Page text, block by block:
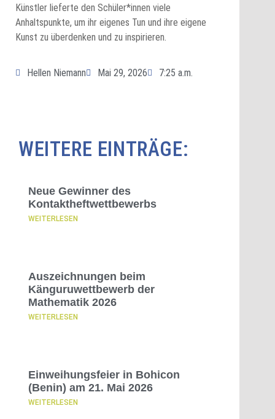
Künstler lieferte den Schüler*innen viele
Anhaltspunkte, um ihr eigenes Tun und ihre eigene
Kunst zu überdenken und zu inspirieren.
Hellen Niemann Mai 29, 2026 7:25 a.m.
WEITERE EINTRÄGE:
Neue Gewinner des
Kontaktheftwettbewerbs
WEITERLESEN
Auszeichnungen beim
Känguruwettbewerb der
Mathematik 2026
WEITERLESEN
Einweihungsfeier in Bohicon
(Benin) am 21. Mai 2026
WEITERLESEN